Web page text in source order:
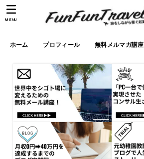
ホーム プロフィール 無料メルマガ講座
MENU